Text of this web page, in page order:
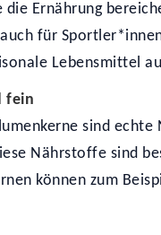
Ernährung
für
Lebensmittel
fein
sind
Nährstoffe sind
können zum